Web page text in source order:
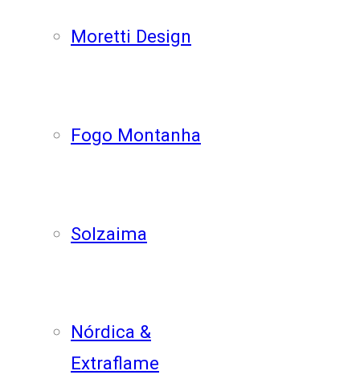
Moretti Design
Fogo Montanha
Solzaima
Nórdica &
Extraflame